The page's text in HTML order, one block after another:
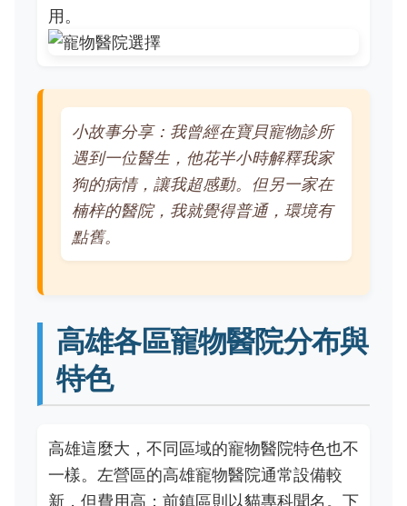
用。
小故事分享：我曾經在寶貝寵物診所
遇到一位醫生，他花半小時解釋我家
狗的病情，讓我超感動。但另一家在
楠梓的醫院，我就覺得普通，環境有
點舊。
高雄各區寵物醫院分布與
特色
高雄這麼大，不同區域的寵物醫院特色也不
一樣。左營區的高雄寵物醫院通常設備較
新，但費用高；前鎮區則以貓專科聞名。下